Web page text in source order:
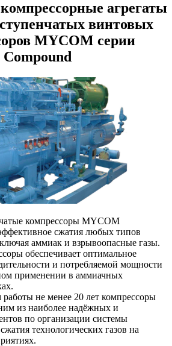
агрегаты
винтовых
MYCOM серии
Compound
компрессоры MYCOM
сжатия любых типов
аммиак и взрывоопасные газы.
обеспечивает оптимальное
и потребляемой мощности
применении в аммиачных
не менее 20 лет компрессоры
из наиболее надёжных и
по организации системы
технологических газов на